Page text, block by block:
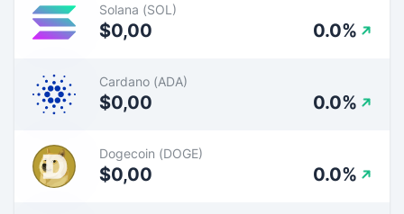
Solana (SOL)
$0,00 0.0%
Cardano (ADA)
$0,00 0.0%
Dogecoin (DOGE)
$0,00 0.0%